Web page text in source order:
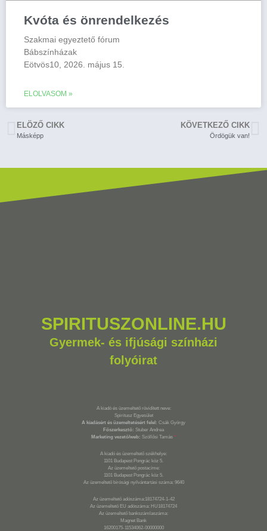
Kvóta és önrendelkezés
Szakmai egyeztető fórum
Bábszínházak
Eötvös10, 2026. május 15.
ELOLVASOM »
ELÖZŐ CIKK
Másképp
KÖVETKEZŐ CIKK
Ördögük van!
SPIRITUSZONLINE.HU
Gyermek- és ifjúsági színházi
folyóirat
A kiadó és üzemeltető rövidített neve:
Spiritusz Egyesület
A kiadásért és üzemeltetésért felel: Csák György
Főszerkesztő: Stuber Andrea
Marketing vezető/web: Szöllősi Tamás *
A kiadó és üzemeltető székhelye:
1101 Budapest Pongrác köz 5.
Az üzemeltető postacíme:
1101 Budapest Pongrác köz 5.
Az üzemeltető bírósági nyilvántartási száma: 9640
Az üzemeltető adószáma:18174724-1-42
Az üzemeltető EU adószáma: HU18174724
Az üzemeltető bankszámlaszáma:
Magnet Bank
16200175-11534062-00000000